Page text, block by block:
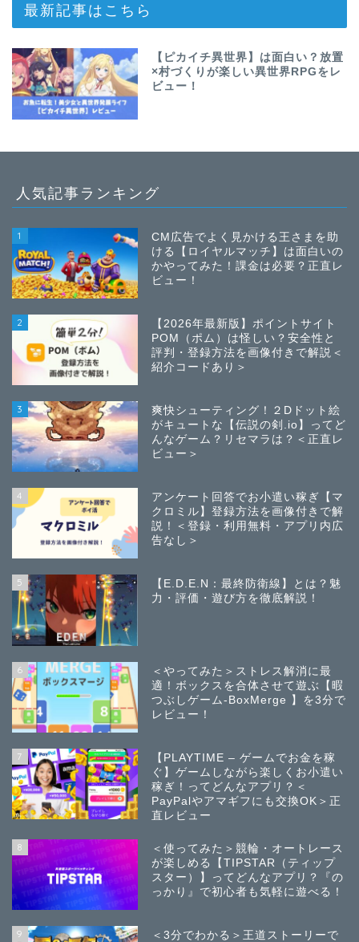
最新記事はこちら
【ピカイチ異世界】は面白い？放置
×村づくりが楽しい異世界RPGをレ
ビュー！
人気記事ランキング
1
CM広告でよく見かける王さまを助
ける【ロイヤルマッチ】は面白いの
かやってみた！課金は必要？正直レ
ビュー！
2
【2026年最新版】ポイントサイト
POM（ポム）は怪しい？安全性と
評判・登録方法を画像付きで解説＜
紹介コードあり＞
3
爽快シューティング！２Dドット絵
がキュートな【伝説の剣.io】ってど
んなゲーム？リセマラは？＜正直レ
ビュー＞
4
アンケート回答でお小遣い稼ぎ【マ
クロミル】登録方法を画像付きで解
説！＜登録・利用無料・アプリ内広
告なし＞
5
【E.D.E.N：最終防衛線】とは？魅
力・評価・遊び方を徹底解説！
6
＜やってみた＞ストレス解消に最
適！ボックスを合体させて遊ぶ【暇
つぶしゲーム-BoxMerge 】を3分で
レビュー！
7
【PLAYTIME – ゲームでお金を稼
ぐ】ゲームしながら楽しくお小遣い
稼ぎ！ってどんなアプリ？＜
PayPalやアマギフにも交換OK＞正
直レビュー
8
＜使ってみた＞競輪・オートレース
が楽しめる【TIPSTAR（ティップ
スター）】ってどんなアプリ？『の
っかり』で初心者も気軽に遊べる！
9
＜3分でわかる＞王道ストーリーで